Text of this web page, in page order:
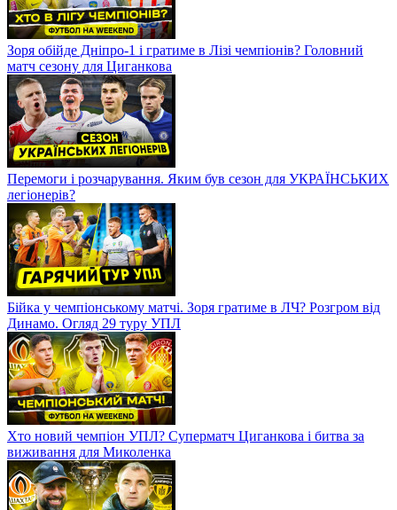
Зоря обійде Дніпро-1 і гратиме в Лізі чемпіонів? Головний
матч сезону для Циганкова
Перемоги і розчарування. Яким був сезон для УКРАЇНСЬКИХ
легіонерів?
Бійка у чемпіонському матчі. Зоря гратиме в ЛЧ? Розгром від
Динамо. Огляд 29 туру УПЛ
Хто новий чемпіон УПЛ? Суперматч Циганкова і битва за
виживання для Миколенка